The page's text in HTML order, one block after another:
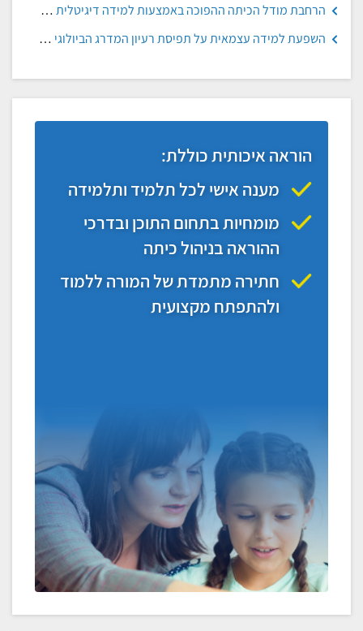
הרחבת מודל הכיתה ההפוכה באמצעות למידה דיגיטלית בהכוונה עצמית, אישית ושיתופית, תמר שמיר-ענבל ואינה בלאו
השפעת למידה עצמאית על תפיסת רעיון המדרג הביולוגי ברמות חשיבה גבוהות בקרב תלמידות בכיתה ז', נעם בן ארי, מכון וייצמן
הוראה איכותית כוללת:
מענה אישי לכל תלמיד ותלמידה
מומחיות בתחום התוכן ובדרכי
ההוראה בניהול כיתה
חתירה מתמדת של המורה ללמוד
ולהתפתח מקצועית